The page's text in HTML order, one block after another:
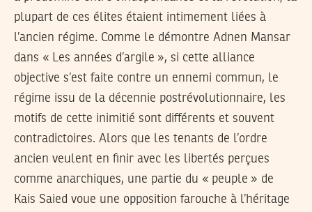
plupart de ces élites étaient intimement liées à
l’ancien régime. Comme le démontre Adnen Mansar
dans « Les années d’argile », si cette alliance
objective s’est faite contre un ennemi commun, le
régime issu de la décennie postrévolutionnaire, les
motifs de cette inimitié sont différents et souvent
contradictoires. Alors que les tenants de l’ordre
ancien veulent en finir avec les libertés perçues
comme anarchiques, une partie du « peuple » de
Kais Saied voue une opposition farouche à l’héritage